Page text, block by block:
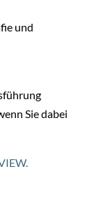
und
Sie dabei